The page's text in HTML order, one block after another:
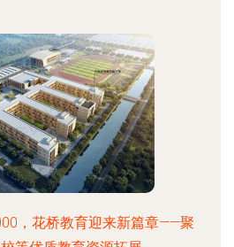
，花桥教育迎来新篇章——聚